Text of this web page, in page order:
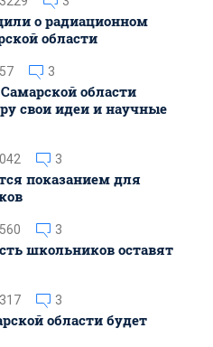
о радиационном
области
3
области
свои идеи и научные
3
показанием для
3
школьников оставят
3
области будет